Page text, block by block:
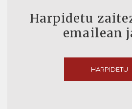
Harpidetu
emailean
HARPIDETU